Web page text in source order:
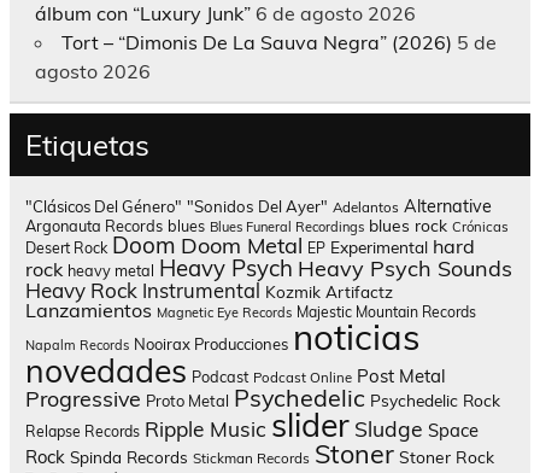
álbum con “Luxury Junk” 6 de agosto 2026
Tort – “Dimonis De La Sauva Negra” (2026) 5 de
agosto 2026
Etiquetas
"Clásicos Del Género" "Sonidos Del Ayer" Adelantos Alternative
Argonauta Records blues Blues Funeral Recordings blues rock Crónicas
Desert Rock Doom Doom Metal EP Experimental hard
rock heavy metal Heavy Psych Heavy Psych Sounds
Heavy Rock Instrumental Kozmik Artifactz
Lanzamientos Magnetic Eye Records Majestic Mountain Records
Napalm Records Nooirax Producciones noticias
novedades Podcast Podcast Online Post Metal
Progressive Proto Metal Psychedelic Psychedelic Rock
Relapse Records Ripple Music slider Sludge Space
Rock Spinda Records Stickman Records Stoner Stoner Rock